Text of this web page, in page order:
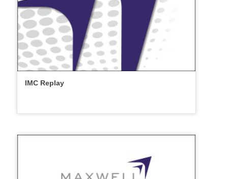
IMC Replay